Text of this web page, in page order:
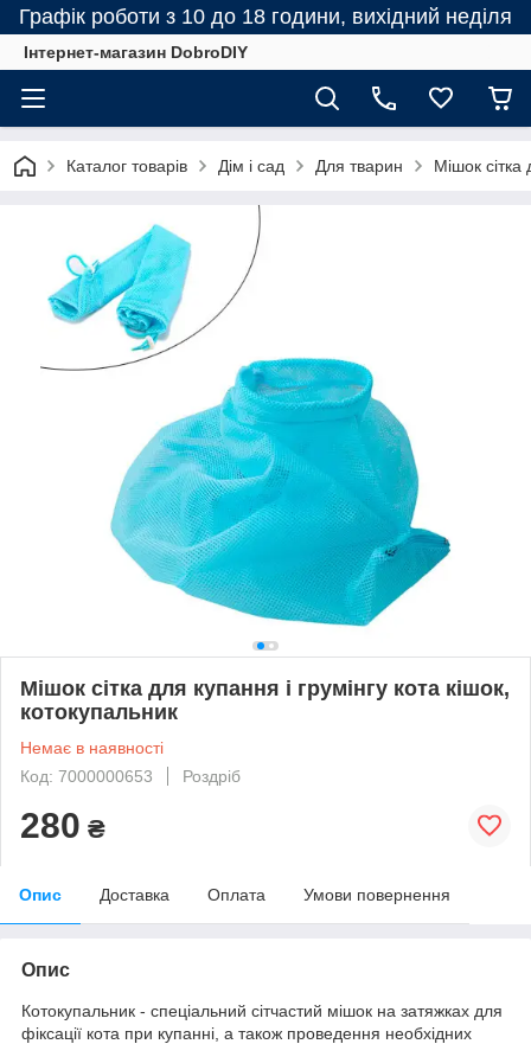
Графік роботи з 10 до 18 години, вихідний неділя
Інтернет-магазин DobroDIY
Каталог товарів Дім і сад Для тварин Мішок сітка
Мішок сітка для купання і грумінгу кота кішок,
котокупальник
Немає в наявності
Код: 7000000653
Роздріб
280 ₴
Опис Доставка Оплата Умови повернення
Опис
Котокупальник - спеціальний сітчастий мішок на затяжках для
фіксації кота при купанні, а також проведення необхідних